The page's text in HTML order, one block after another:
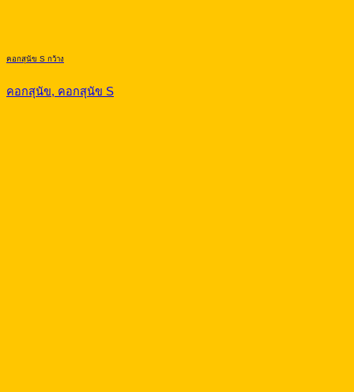
คอกสุนัข S กว้าง
คอกสุนัข, คอกสุนัข S